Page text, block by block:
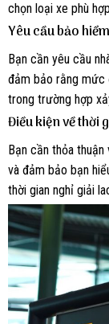
chọn loại xe phù
Yêu cầu bảo
Bạn cần yêu cầu
đảm bảo rằng mức
trong trường hợp
Điều kiện về thời
Bạn cần thỏa
và đảm bảo bạn
thời gian nghỉ giải